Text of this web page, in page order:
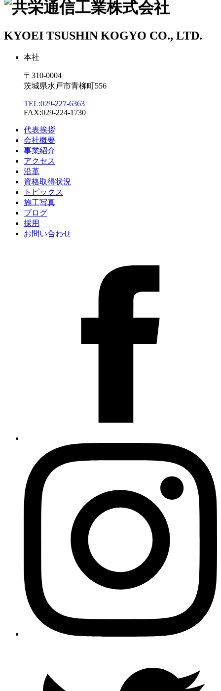
KYOEI TSUSHIN KOGYO CO., LTD.
本社
〒310-0004
茨城県水戸市青柳町556
TEL:029-227-6363
FAX:029-224-1730
代表挨拶
会社概要
事業紹介
アクセス
沿革
資格取得状況
トピックス
施工写真
ブログ
採用
お問い合わせ